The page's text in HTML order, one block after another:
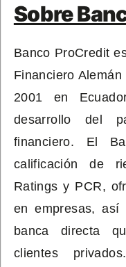
Sobre
Banco ProCredit
Financiero
2001 en
desarrollo del
financiero. El
calificación de
Ratings y PCR,
en empresas, así
banca directa
clientes